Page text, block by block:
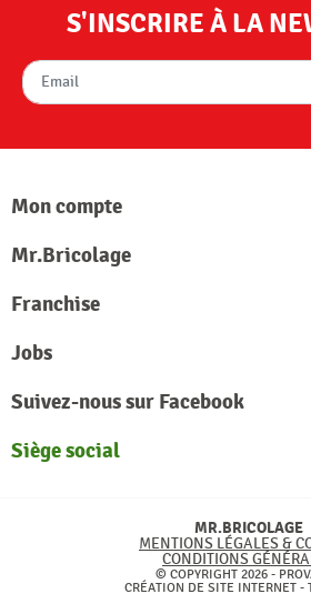
S'INSCRIRE À LA
Mon compte
Mr.Bricolage
Franchise
Jobs
Suivez-nous sur Facebook
Siège social
MR.BRICOLAGE
MENTIONS LÉGALES &
CONDITIONS
© COPYRIGHT 2026 -
CRÉATION DE SITE INTERNET -